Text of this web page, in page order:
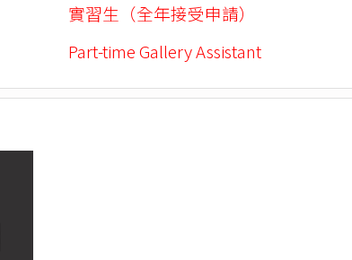
實習生（全年接受申請）
Part-time Gallery Assistant